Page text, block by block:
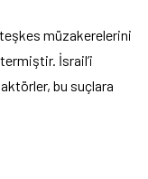
müzakerelerini
İsrail’i
bu suçlara